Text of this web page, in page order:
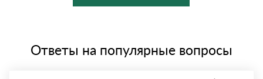
Ответы на популярные вопросы